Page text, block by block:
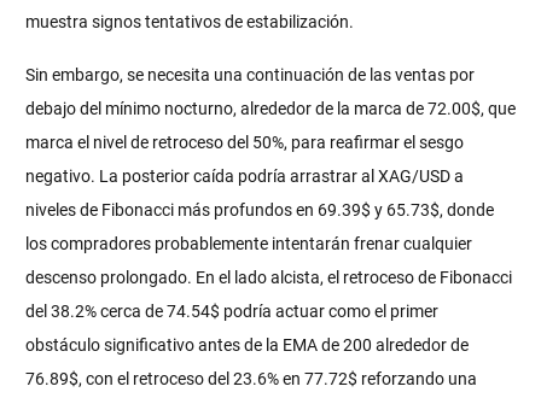
muestra signos tentativos de estabilización.
Sin embargo, se necesita una continuación de las ventas por
debajo del mínimo nocturno, alrededor de la marca de 72.00$, que
marca el nivel de retroceso del 50%, para reafirmar el sesgo
negativo. La posterior caída podría arrastrar al XAG/USD a
niveles de Fibonacci más profundos en 69.39$ y 65.73$, donde
los compradores probablemente intentarán frenar cualquier
descenso prolongado. En el lado alcista, el retroceso de Fibonacci
del 38.2% cerca de 74.54$ podría actuar como el primer
obstáculo significativo antes de la EMA de 200 alrededor de
76.89$, con el retroceso del 23.6% en 77.72$ reforzando una